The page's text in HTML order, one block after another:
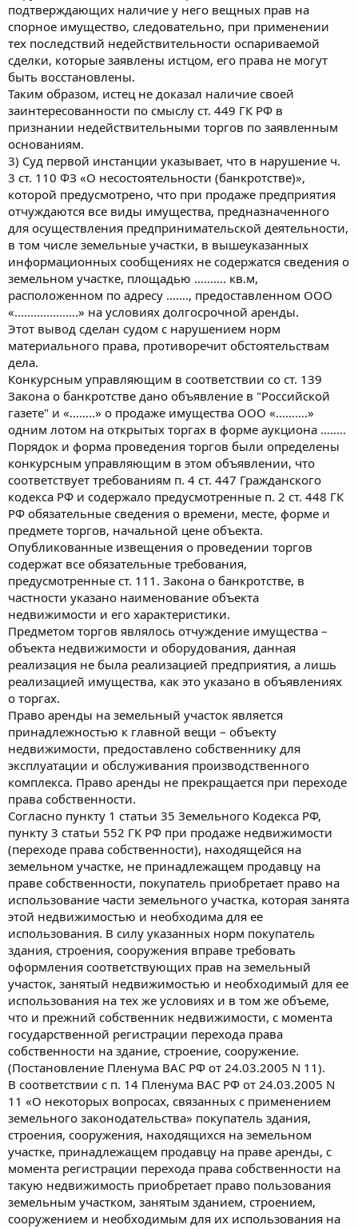
подтверждающих наличие у него вещных прав на
спорное имущество, следовательно, при применении
тех последствий недействительности оспариваемой
сделки, которые заявлены истцом, его права не могут
быть восстановлены.
Таким образом, истец не доказал наличие своей
заинтересованности по смыслу ст. 449 ГК РФ в
признании недействительными торгов по заявленным
основаниям.
3) Суд первой инстанции указывает, что в нарушение ч.
3 ст. 110 ФЗ «О несостоятельности (банкротстве)»,
которой предусмотрено, что при продаже предприятия
отчуждаются все виды имущества, предназначенного
для осуществления предпринимательской деятельности,
в том числе земельные участки, в вышеуказанных
информационных сообщениях не содержатся сведения о
земельном участке, площадью ………. кв.м,
расположенном по адресу ……., предоставленном ООО
«................….» на условиях долгосрочной аренды.
Этот вывод сделан судом с нарушением норм
материального права, противоречит обстоятельствам
дела.
Конкурсным управляющим в соответствии со ст. 139
Закона о банкротстве дано объявление в "Российской
газете" и «……..» о продаже имущества ООО «……….»
одним лотом на открытых торгах в форме аукциона ……..
Порядок и форма проведения торгов были определены
конкурсным управляющим в этом объявлении, что
соответствует требованиям п. 4 ст. 447 Гражданского
кодекса РФ и содержало предусмотренные п. 2 ст. 448 ГК
РФ обязательные сведения о времени, месте, форме и
предмете торгов, начальной цене объекта.
Опубликованные извещения о проведении торгов
содержат все обязательные требования,
предусмотренные ст. 111. Закона о банкротстве, в
частности указано наименование объекта
недвижимости и его характеристики.
Предметом торгов являлось отчуждение имущества –
объекта недвижимости и оборудования, данная
реализация не была реализацией предприятия, а лишь
реализацией имущества, как это указано в объявлениях
о торгах.
Право аренды на земельный участок является
принадлежностью к главной вещи – объекту
недвижимости, предоставлено собственнику для
эксплуатации и обслуживания производственного
комплекса. Право аренды не прекращается при переходе
права собственности.
Согласно пункту 1 статьи 35 Земельного Кодекса РФ,
пункту 3 статьи 552 ГК РФ при продаже недвижимости
(переходе права собственности), находящейся на
земельном участке, не принадлежащем продавцу на
праве собственности, покупатель приобретает право на
использование части земельного участка, которая занята
этой недвижимостью и необходима для ее
использования. В силу указанных норм покупатель
здания, строения, сооружения вправе требовать
оформления соответствующих прав на земельный
участок, занятый недвижимостью и необходимый для ее
использования на тех же условиях и в том же объеме,
что и прежний собственник недвижимости, с момента
государственной регистрации перехода права
собственности на здание, строение, сооружение.
(Постановление Пленума ВАС РФ от 24.03.2005 N 11).
В соответствии с п. 14 Пленума ВАС РФ от 24.03.2005 N
11 «О некоторых вопросах, связанных с применением
земельного законодательства» покупатель здания,
строения, сооружения, находящихся на земельном
участке, принадлежащем продавцу на праве аренды, с
момента регистрации перехода права собственности на
такую недвижимость приобретает право пользования
земельным участком, занятым зданием, строением,
сооружением и необходимым для их использования на